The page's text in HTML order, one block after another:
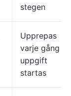
stegen
Upprepas
varje gång en
uppgift
startas